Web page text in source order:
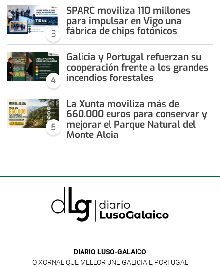
3
SPARC moviliza 110 millones
para impulsar en Vigo una
fábrica de chips fotónicos
4
Galicia y Portugal refuerzan su
cooperación frente a los grandes
incendios forestales
5
La Xunta moviliza más de
660.000 euros para conservar y
mejorar el Parque Natural del
Monte Aloia
DIARIO LUSO-GALAICO
O XORNAL QUE MELLOR UNE GALICIA E PORTUGAL